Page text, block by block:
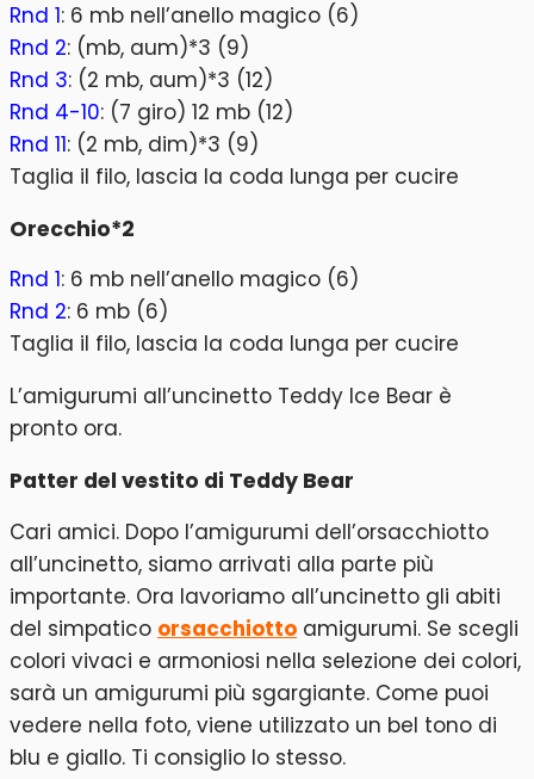
Rnd 1: 6 mb nell’anello magico (6)
Rnd 2: (mb, aum)*3 (9)
Rnd 3: (2 mb, aum)*3 (12)
Rnd 4-10: (7 giro) 12 mb (12)
Rnd 11: (2 mb, dim)*3 (9)
Taglia il filo, lascia la coda lunga per cucire
Orecchio*2
Rnd 1: 6 mb nell’anello magico (6)
Rnd 2: 6 mb (6)
Taglia il filo, lascia la coda lunga per cucire
L’amigurumi all’uncinetto Teddy Ice Bear è
pronto ora.
Patter del vestito di Teddy Bear
Cari amici. Dopo l’amigurumi dell’orsacchiotto
all’uncinetto, siamo arrivati alla parte più
importante. Ora lavoriamo all’uncinetto gli abiti
del simpatico orsacchiotto amigurumi. Se scegli
colori vivaci e armoniosi nella selezione dei colori,
sarà un amigurumi più sgargiante. Come puoi
vedere nella foto, viene utilizzato un bel tono di
blu e giallo. Ti consiglio lo stesso.